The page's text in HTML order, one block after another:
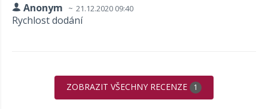
Anonym 21.12.2020 09:40
Rychlost dodání
ZOBRAZIT VŠECHNY RECENZE 1